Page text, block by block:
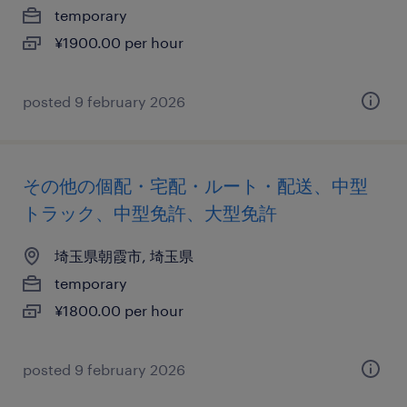
temporary
¥1900.00 per hour
posted 9 february 2026
その他の個配・宅配・ルート・配送、中型
トラック、中型免許、大型免許
埼玉県朝霞市, 埼玉県
temporary
¥1800.00 per hour
posted 9 february 2026